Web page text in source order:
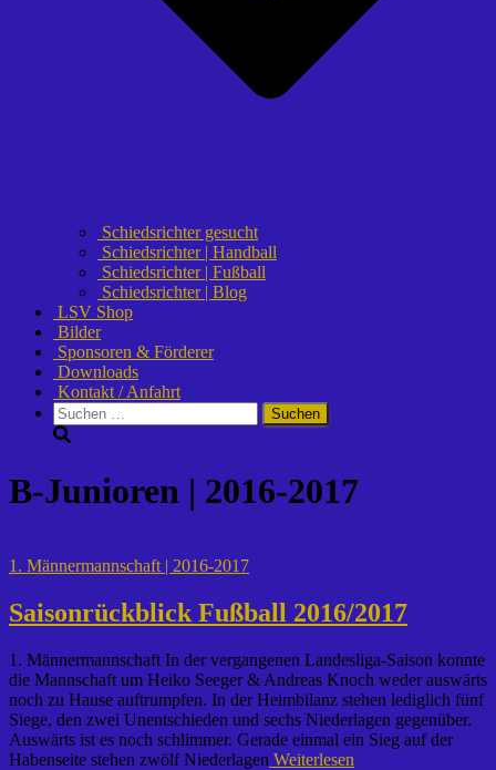
Schiedsrichter gesucht
Schiedsrichter | Handball
Schiedsrichter | Fußball
Schiedsrichter | Blog
LSV Shop
Bilder
Sponsoren & Förderer
Downloads
Kontakt / Anfahrt
Suchen
nach:
B-Junioren | 2016-2017
1. Männermannschaft | 2016-2017
Saisonrückblick Fußball 2016/2017
1. Männermannschaft In der vergangenen Landesliga-Saison konnte
die Mannschaft um Heiko Seeger & Andreas Knoch weder auswärts
noch zu Hause auftrumpfen. In der Heimbilanz stehen lediglich fünf
Siege, den zwei Unentschieden und sechs Niederlagen gegenüber.
Auswärts ist es noch schlimmer. Gerade einmal ein Sieg auf der
Habenseite stehen zwölf Niederlagen Weiterlesen